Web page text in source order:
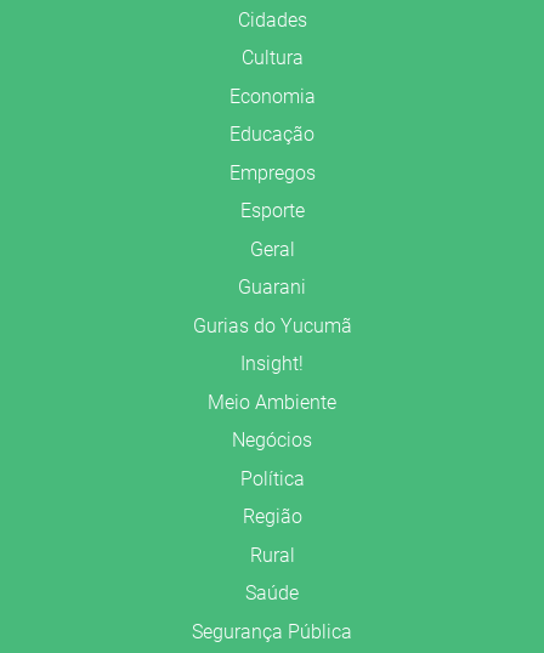
Cidades
Cultura
Economia
Educação
Empregos
Esporte
Geral
Guarani
Gurias do Yucumã
Insight!
Meio Ambiente
Negócios
Política
Região
Rural
Saúde
Segurança Pública